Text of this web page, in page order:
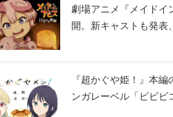
劇場アニメ『メイドイ
開。新キャストも発
『超かぐや姫！』本
ンガレーベル「ビビ